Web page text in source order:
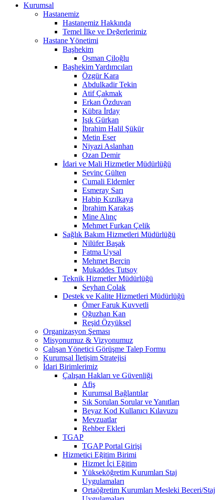
Kurumsal
Hastanemiz
Hastanemiz Hakkında
Temel İlke ve Değerlerimiz
Hastane Yönetimi
Başhekim
Osman Çiloğlu
Başhekim Yardımcıları
Özgür Kara
Abdulkadir Tekin
Atif Çakmak
Erkan Özduvan
Kübra İrday
Işık Gürkan
İbrahim Halil Şükür
Metin Eser
Niyazi Aslanhan
Ozan Demir
İdari ve Mali Hizmetler Müdürlüğü
Sevinç Gülten
Cumali Eldemler
Esmeray Sarı
Habip Kızılkaya
İbrahim Karakaş
Mine Alınç
Mehmet Furkan Çelik
Sağlık Bakım Hizmetleri Müdürlüğü
Nilüfer Başak
Fatma Uysal
Mehmet Berçin
Mukaddes Tutsoy
Teknik Hizmetler Müdürlüğü
Seyhan Çolak
Destek ve Kalite Hizmetleri Müdürlüğü
Ömer Faruk Kuvvetli
Oğuzhan Kan
Reşid Özyüksel
Organizasyon Şeması
Misyonumuz & Vizyonumuz
Çalışan Yönetici Görüşme Talep Formu
Kurumsal İletişim Stratejisi
İdari Birimlerimiz
Çalışan Hakları ve Güvenliği
Afiş
Kurumsal Bağlantılar
Sık Sorulan Sorular ve Yanıtları
Beyaz Kod Kullanıcı Kılavuzu
Mevzuatlar
Rehber Ekleri
TGAP
TGAP Portal Girişi
Hizmetiçi Eğitim Birimi
Hizmet İçi Eğitim
Yükseköğretim Kurumları Staj
Uygulamaları
Ortaöğretim Kurumları Mesleki Beceri/Staj